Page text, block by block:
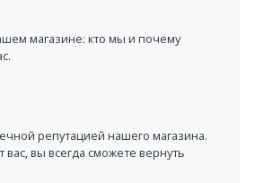
магазине: кто мы и почему
репутацией нашего магазина.
вас, вы всегда сможете вернуть